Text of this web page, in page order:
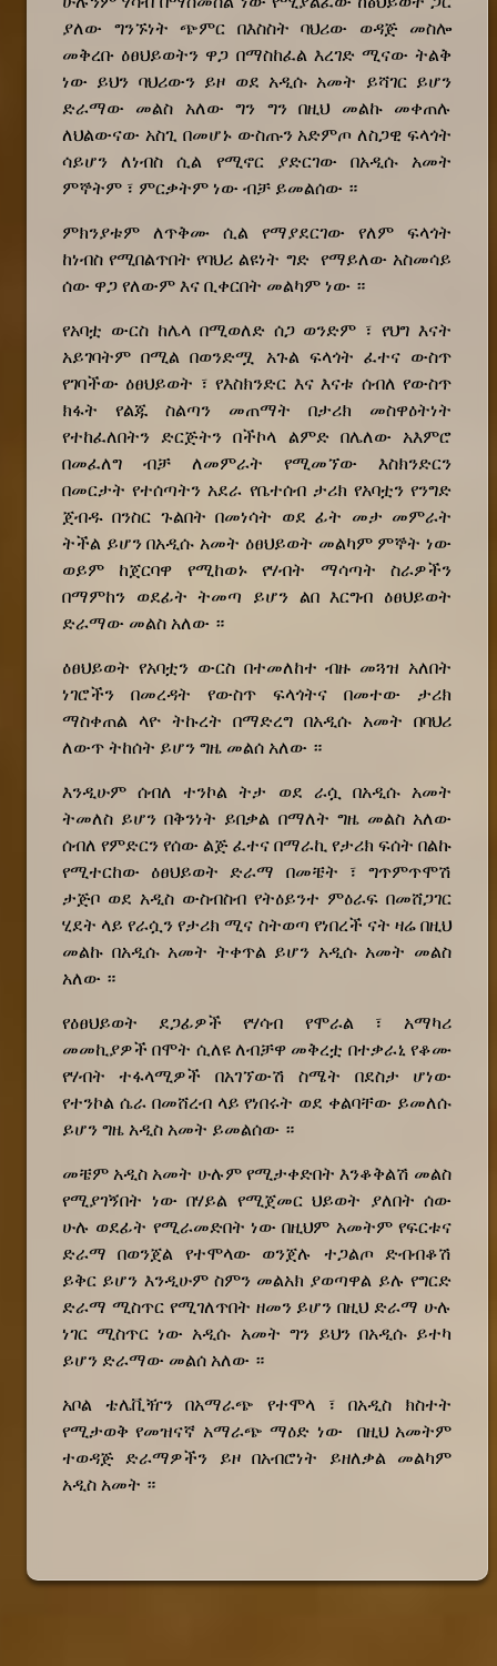
ያለው ግንኙነት ጭምር በእስስት ባህሪው ወዳጅ መስሎ
መቅረቡ ዕፀህይወትን ዋጋ በማስከፈል እረገድ ሚናው ትልቅ
ነው ይህን ባህሪውን ይዞ ወደ አዲሱ አመት ይሻገር ይሆን
ድራማው መልስ አለው ግን ግን በዚህ መልኩ መቀጠሉ
ለህልውናው አስጊ በመሆኑ ውስጡን አድምጦ ለስጋዊ ፍላጎት
ሳይሆን ለነብስ ሲል የሚኖር ያድርገው በአዲሱ አመት
ምኞትም ፣ ምርቃትም ነው ብቻ ይመልሰው ።
ምክንያቱም ለጥቅሙ ሲል የማያደርገው የለም ፍላጎት
ከነብስ የሚበልጥበት የባህሪ ልዩነት ግድ የማይለው አስመሳይ
ሰው ዋጋ የለውም እና ቢቀርበት መልካም ነው ።
የአባቷ ውርስ ከሌላ በሚወለድ ሰጋ ወንድም ፣ የህግ እናት
አይገባትም በሚል በወንድሟ አጉል ፍላጎት ፈተና ውስጥ
የገባችው ዕፀህይወት ፣ የእስክንድር እና እናቱ ሰብለ የውስጥ
ክፋት የልጁ ስልጣን መጠማት በታሪክ መስዋዕትነት
የተከፈለበትን ድርጅትን በችኮላ ልምድ በሌለው አእምሮ
በመፈለግ ብቻ ለመምራት የሚመኘው እስክንድርን
በመርታት የተሰጣትን አደራ የቤተሰብ ታሪክ የአባቷን የንግድ
ጀብዱ በንስር ጉልበት በመነሳት ወደ ፊት መታ መምራት
ትችል ይሆን በአዲሱ አመት ዕፀህይወት መልካም ምኞት ነው
ወይም ከጀርባዋ የሚከወኑ የሃብት ማሳጣት ስራዎችን
በማምከን ወደፊት ትመጣ ይሆን ልበ እርግብ ዕፀህይወት
ድራማው መልስ አለው ።
ዕፀህይወት የአባቷን ውርስ በተመለከተ ብዙ መጓዝ አለበት
ነገሮችን በመረዳት የውስጥ ፍላጎትና በመተው ታሪክ
ማስቀጠል ላዮ ትኩረት በማድረግ በአዲሱ አመት በባህሪ
ለውጥ ትከሰት ይሆን ግዜ መልሰ አለው ።
እንዲሁም ሰብለ ተንኮል ትታ ወደ ራሷ በአዲሱ አመት
ትመለስ ይሆን በቅንነት ይበቃል በማለት ግዜ መልስ አለው
ሰብለ የምድርን የሰው ልጅ ፈተና በማራኪ የታሪክ ፍሰት በልኩ
የሚተርከው ዕፀህይወት ድራማ በመቼት ፣ ግጥምጥሞሽ
ታጅቦ ወደ አዲስ ውስብስብ የትዕይንተ ምዕራፍ በመሸጋገር
ሂደት ላይ የራሷን የታሪክ ሚና ስትወጣ የነበረች ናት ዛሬ በዚህ
መልኩ በአዲሱ አመት ትቀጥል ይሆን አዲሱ አመት መልስ
አለው ።
የዕፀህይወት ደጋፊዎች የሃሳብ የሞራል ፣ አማካሪ
መመኪያዎች በሞት ሲለዩ ለብቻዋ መቅረቷ በተቃራኒ የቆሙ
የሃብት ተፋላሚዎች በአገኘውሽ ስሜት በደስታ ሆነው
የተንኮል ሴራ በመሸረብ ላይ የነበሩት ወደ ቀልባቸው ይመለሱ
ይሆን ግዜ አዲስ አመት ይመልሰው ።
መቼም አዲስ አመት ሁሉም የሚታቀድበት እንቆቅልሽ መልስ
የሚያገኝበት ነው በሃይል የሚጀመር ህይወት ያለበት ሰው
ሁሉ ወደፊት የሚራመድበት ነው በዚህም አመትም የፍርቱና
ድራማ በወንጀል የተሞላው ወንጀሉ ተጋልጦ ድብብቆሽ
ይቅር ይሆን እንዲሁም ስምን መልአክ ያወጣዋል ይሉ የግርድ
ድራማ ሚስጥር የሚገለጥበት ዘመን ይሆን በዚህ ድራማ ሁሉ
ነገር ሚስጥር ነው አዲሱ አመት ግን ይህን በአዲሱ ይተካ
ይሆን ድራማው መልሰ አለው ።
አቦል ቴሌቪዥን በአማራጭ የተሞላ ፣ በአዲስ ክስተት
የሚታወቅ የመዝናኛ አማራጭ ማዕድ ነው በዚህ አመትም
ተወዳጅ ድራማዎችን ይዞ በአብሮነት ይዘለቃል መልካም
አዲስ አመት ።